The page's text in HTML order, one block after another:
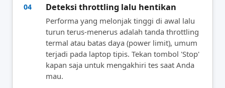
04 Deteksi throttling lalu hentikan
Performa yang melonjak tinggi di awal lalu
turun terus-menerus adalah tanda throttling
termal atau batas daya (power limit), umum
terjadi pada laptop tipis. Tekan tombol 'Stop'
kapan saja untuk mengakhiri tes saat Anda
mau.